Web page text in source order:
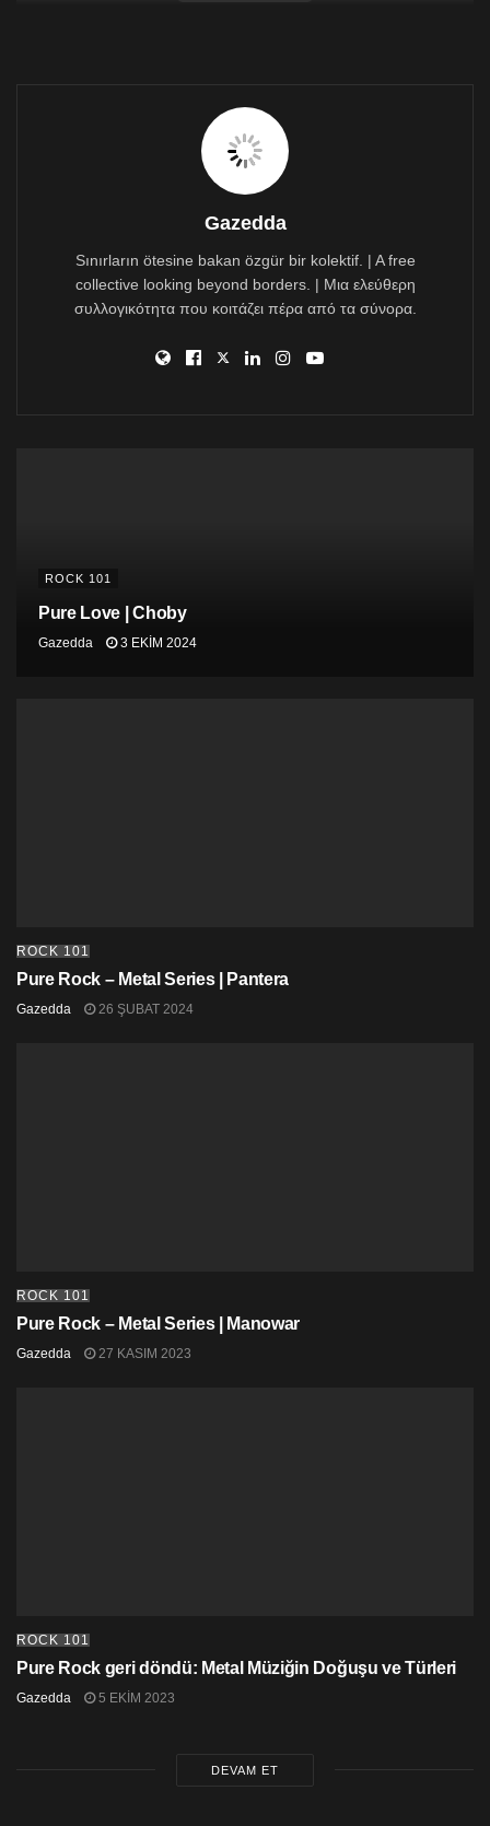
Gazedda
Sınırların ötesine bakan özgür bir kolektif. | A free
collective looking beyond borders. | Μια ελεύθερη
συλλογικότητα που κοιτάζει πέρα από τα σύνορα.
ROCK 101
Pure Love | Choby
Gazedda 3 EKIM 2024
ROCK 101
Pure Rock – Metal Series | Pantera
Gazedda 26 ŞUBAT 2024
ROCK 101
Pure Rock – Metal Series | Manowar
Gazedda 27 KASIM 2023
ROCK 101
Pure Rock geri döndü: Metal Müziğin Doğuşu ve Türleri
Gazedda 5 EKIM 2023
DEVAM ET